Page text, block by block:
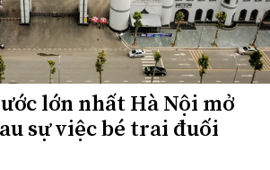
lớn nhất Hà Nội mở
sự việc bé trai đuối